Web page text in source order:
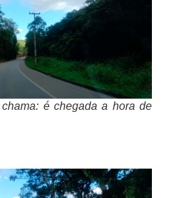
é chegada a hora de